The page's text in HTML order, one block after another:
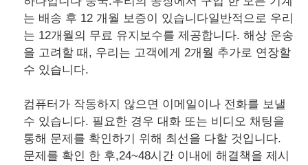
는 배송 후 12 개월 보증이 있습니다일반적으로 우리
는 12개월의 무료 유지보수를 제공합니다. 해상 운송
을 고려할 때, 우리는 고객에게 2개월 추가로 연장할
수 있습니다.
컴퓨터가 작동하지 않으면 이메일이나 전화를 보낼
수 있습니다. 필요한 경우 대화 또는 비디오 채팅을
통해 문제를 확인하기 위해 최선을 다할 것입니다.
문제를 확인 한 후,24~48시간 이내에 해결책을 제시